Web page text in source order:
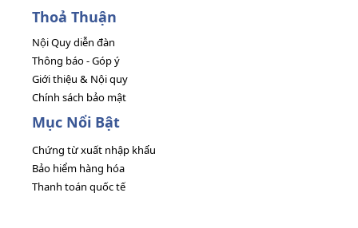
Thoả Thuận
Nội Quy diễn đàn
Thông báo - Góp ý
Giới thiệu & Nội quy
Chính sách bảo mật
Mục Nổi Bật
Chứng từ xuất nhập khẩu
Bảo hiểm hàng hóa
Thanh toán quốc tế